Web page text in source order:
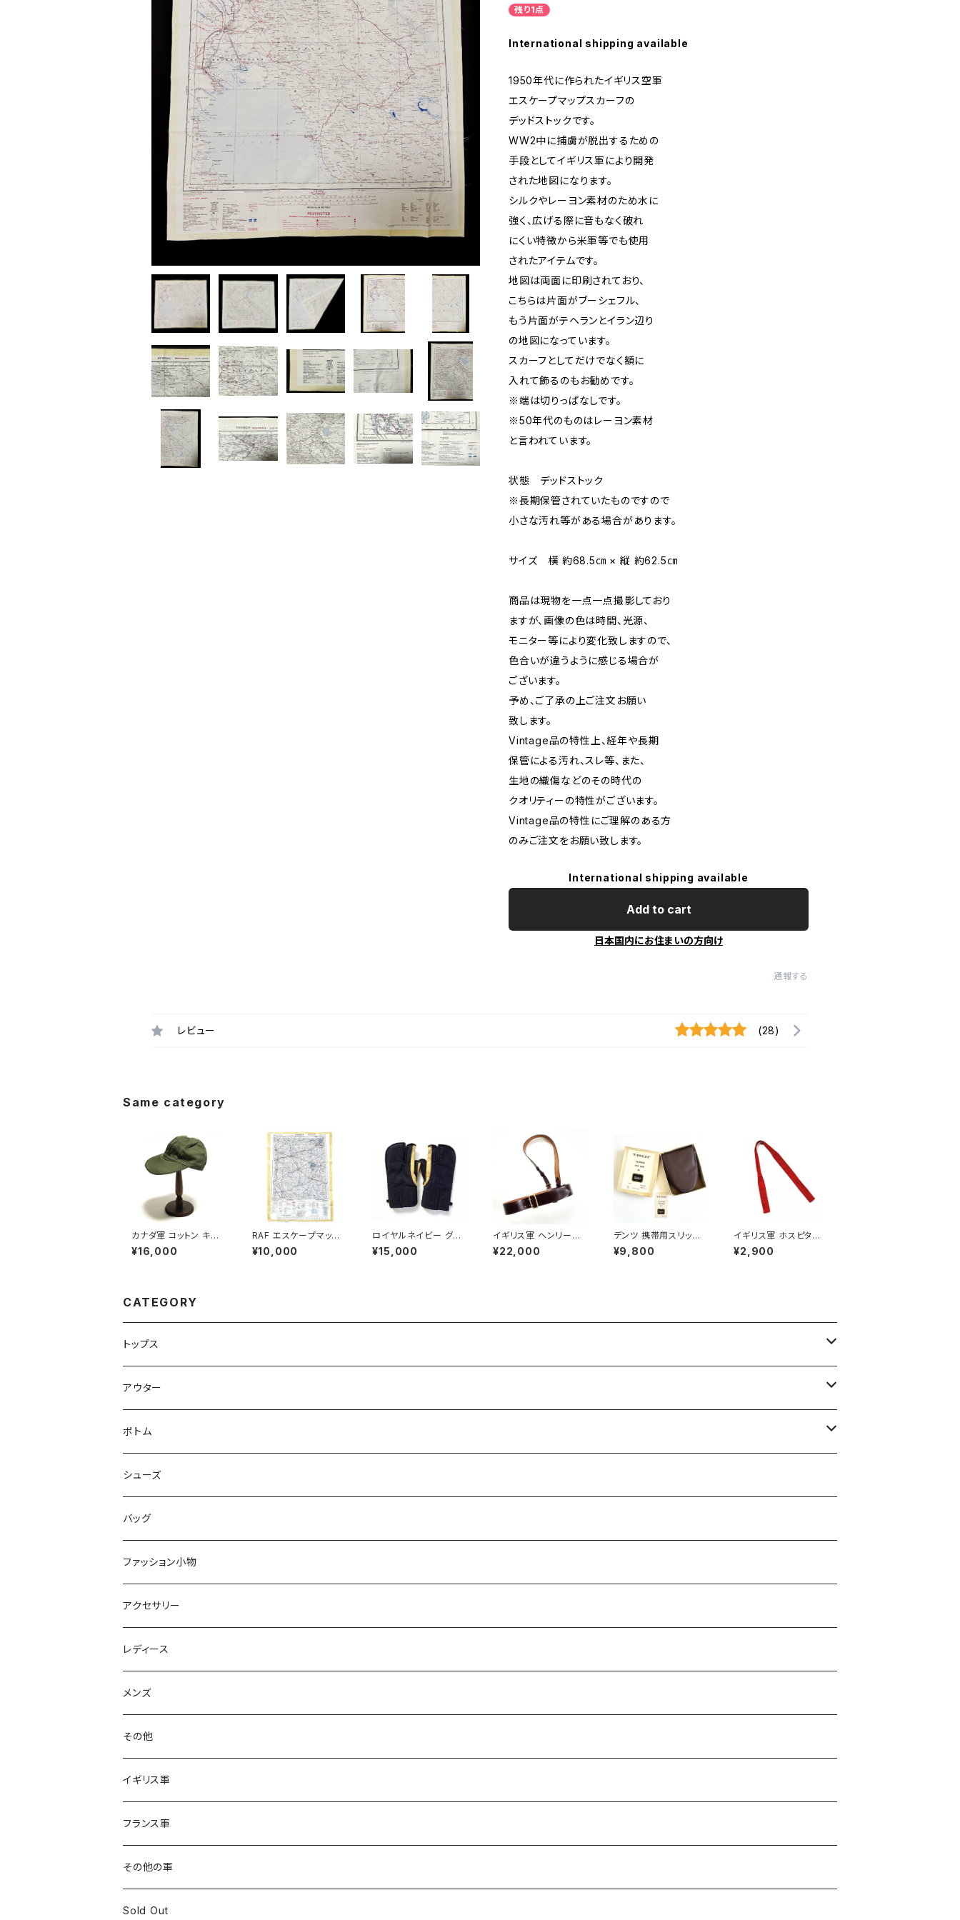
残り1点
International shipping available
1950年代に作られたイギリス空軍
エスケープマップスカーフの
デッドストックです。
WW2中に捕虜が脱出するための
手段としてイギリス軍により開発
された地図になります。
シルクやレーヨン素材のため水に
強く、広げる際に音もなく破れ
にくい特徴から米軍等でも使用
されたアイテムです。
地図は両面に印刷されており、
こちらは片面がブーシェフル、
もう片面がテヘランとイラン辺り
の地図になっています。
スカーフとしてだけでなく額に
入れて飾るのもお勧めです。
※端は切りっぱなしです。
※50年代のものはレーヨン素材
と言われています。
状態 デッドストック
※長期保管されていたものですので
小さな汚れ等がある場合があります。
サイズ 横 約68.5㎝ × 縦 約62.5㎝
商品は現物を一点一点撮影しており
ますが、画像の色は時間、光源、
モニター等により変化致しますので、
色合いが違うように感じる場合が
ございます。
予め、ご了承の上ご注文お願い
致します。
Vintage品の特性上、経年や長期
保管による汚れ、スレ等、また、
生地の織傷などのその時代の
クオリティーの特性がございます。
Vintage品の特性にご理解のある方
のみご注文をお願い致します。
International shipping available
Add to cart
日本国内にお住まいの方向け
通報する
レビュー (28)
Same category
カナダ軍 コットン キャッ
プ Canadian Army M
echanic Cap
¥16,000
RAF エスケープマップ
Royal Air Force Esc
ape Map Scarf SMO
¥10,000
ロイヤルネイビー グロ
ーブ 1954 Royal Nav
y Arctic Gloves
¥15,000
イギリス軍 ヘンリーマッ
クスウェル製 サムブラウ
ンベルト British Army
¥22,000
デンツ 携帯用スリッパ
Dents Travel Slippe
rs
¥9,800
イギリス軍 ホスピタル
タイ British Army Ho
spital Red Tie
¥2,900
CATEGORY
トップス
Tシャツ
シャツ
ニット
アウター
ジャケット
コート
ボトム
パンツ
ショートパンツ
スカート
オールインワン
シューズ
バッグ
ファッション小物
アクセサリー
レディース
メンズ
その他
イギリス軍
フランス軍
その他の軍
Sold Out